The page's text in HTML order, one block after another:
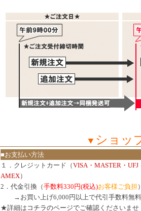
▼ ショッ
■お支払い方法
１．クレジットカード（VISA・MASTER・UFJ
AMEX）
2．代金引換（手数料330円(税込)お客様ご負担 ）
→お買い上げ6,000円以上で代引手数料無料
★詳細は コチラのページでご確認 くださいませ